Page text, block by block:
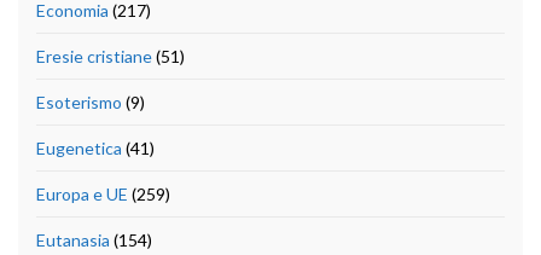
Economia (217)
Eresie cristiane(51)
Esoterismo (9)
Eugenetica (41)
Europa e UE (259)
Eutanasia (154)